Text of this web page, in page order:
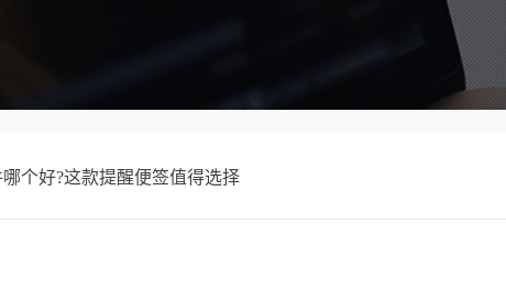
个好?这款提醒便签值得选择